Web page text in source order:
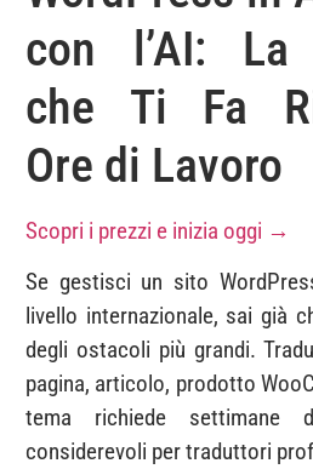
con l’AI: La
che Ti Fa
Ore di Lavoro
Scopri i prezzi e inizia oggi →
Se gestisci un sito
livello internazionale, sai già
degli ostacoli più grandi.
pagina, articolo, prodotto
tema richiede settimane
considerevoli per traduttori